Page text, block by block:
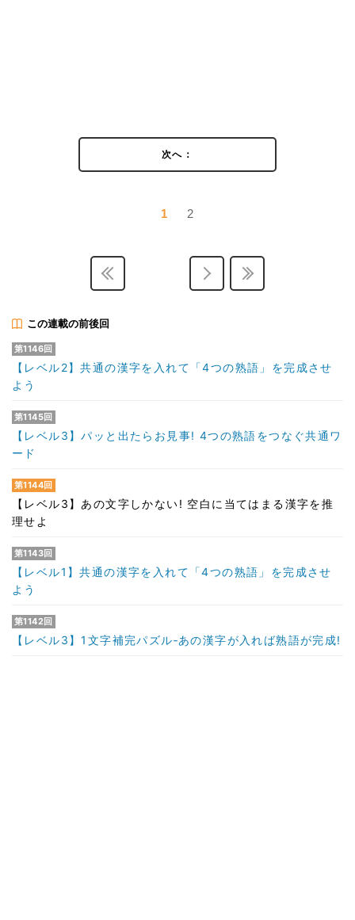
次へ：
1 2
この連載の前後回
第1146回
【レベル2】共通の漢字を入れて「4つの熟語」を完成させ
よう
第1145回
【レベル3】パッと出たらお見事! 4つの熟語をつなぐ共通ワ
ード
第1144回
【レベル3】あの文字しかない! 空白に当てはまる漢字を推
理せよ
第1143回
【レベル1】共通の漢字を入れて「4つの熟語」を完成させ
よう
第1142回
【レベル3】1文字補完パズル‐あの漢字が入れば熟語が完成!